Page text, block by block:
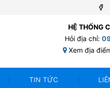
HỆ THỐNG
Hỏi địa chỉ:
Xem địa
TIN TỨC